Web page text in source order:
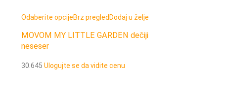
Odaberite opcijeBrz pregled Dodaj u želje
MOVOM MY LITTLE GARDEN dečiji
neseser
30.645 Ulogujte se da vidite cenu